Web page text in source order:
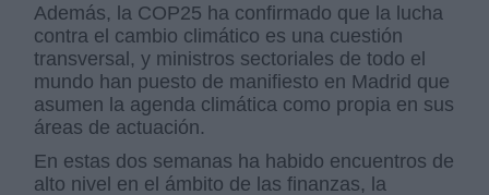
Además, la COP25 ha confirmado que la lucha
contra el cambio climático es una cuestión
transversal, y ministros sectoriales de todo el
mundo han puesto de manifiesto en Madrid que
asumen la agenda climática como propia en sus
áreas de actuación.
En estas dos semanas ha habido encuentros de
alto nivel en el ámbito de las finanzas, la